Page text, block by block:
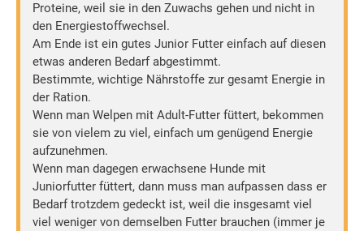
Proteine, weil sie in den Zuwachs gehen und nicht in
den Energiestoffwechsel.
Am Ende ist ein gutes Junior Futter einfach auf diesen
etwas anderen Bedarf abgestimmt.
Bestimmte, wichtige Nährstoffe zur gesamt Energie in
der Ration.
Wenn man Welpen mit Adult-Futter füttert, bekommen
sie von vielem zu viel, einfach um genügend Energie
aufzunehmen.
Wenn man dagegen erwachsene Hunde mit
Juniorfutter füttert, dann muss man aufpassen dass er
Bedarf trotzdem gedeckt ist, weil die insgesamt viel
viel weniger von demselben Futter brauchen (immer je